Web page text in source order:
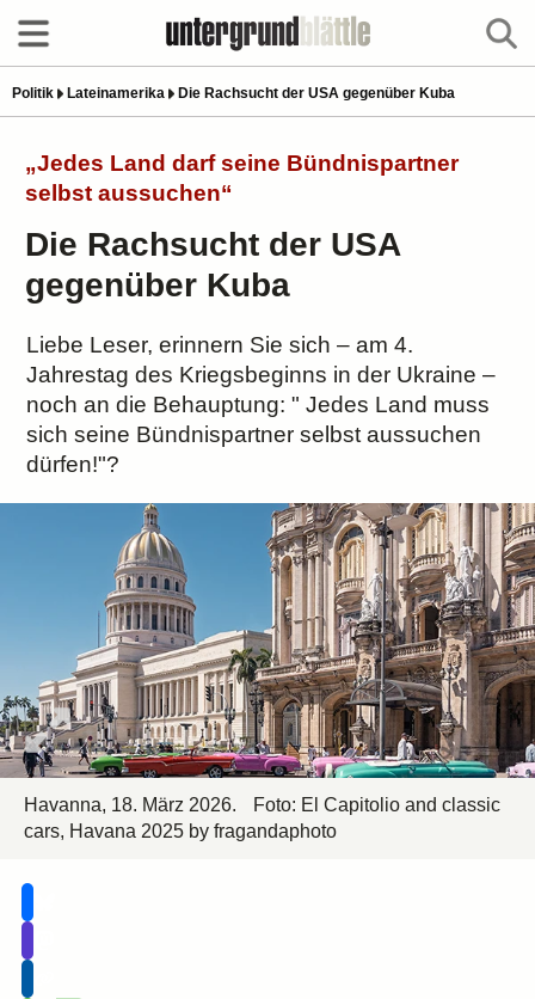
Politik Lateinamerika Die Rachsucht der USA gegenüber Kuba
„Jedes Land darf seine Bündnispartner
selbst aussuchen“
Die Rachsucht der USA
gegenüber Kuba
Liebe Leser, erinnern Sie sich – am 4.
Jahrestag des Kriegsbeginns in der Ukraine –
noch an die Behauptung: " Jedes Land muss
sich seine Bündnispartner selbst aussuchen
dürfen!"?
Havanna, 18. März 2026. Foto: El Capitolio and classic
cars, Havana 2025 by fragandaphoto